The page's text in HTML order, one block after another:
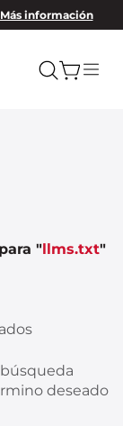
Más información
"llms.txt"
deseado